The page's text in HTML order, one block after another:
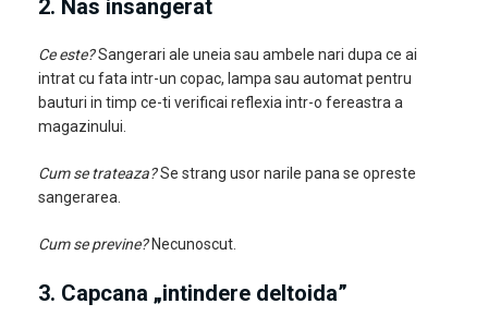
2. Nas insangerat
Ce este?Sangerari ale uneia sau ambele nari dupa ce ai
intrat cu fata intr-un copac, lampa sau automat pentru
bauturi in timp ce-ti verificai reflexia intr-o fereastra a
magazinului.
Cum se trateaza?Se strang usor narile pana se opreste
sangerarea.
Cum se previne?Necunoscut.
3. Capcana „intindere deltoida”